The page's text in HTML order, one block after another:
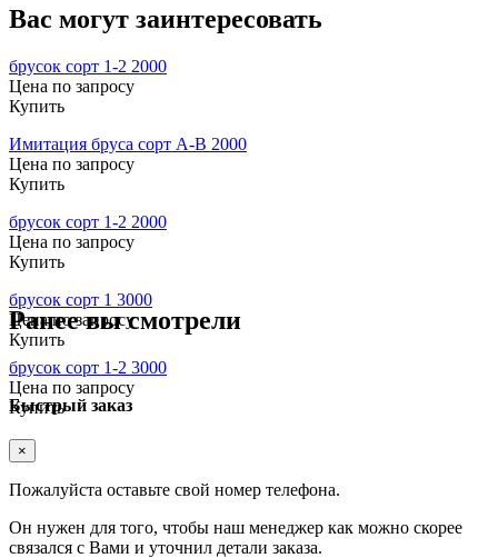
Вас могут заинтересовать
брусок сорт 1-2 2000
Цена по запросу
Купить
Имитация бруса сорт А-В 2000
Цена по запросу
Купить
брусок сорт 1-2 2000
Цена по запросу
Купить
брусок сорт 1 3000
Цена по запросу
Купить
Ранее вы смотрели
брусок сорт 1-2 3000
Цена по запросу
Купить
Быстрый заказ
×
Пожалуйста оставьте свой номер телефона.
Он нужен для того, чтобы наш менеджер как можно скорее
связался с Вами и уточнил детали заказа.